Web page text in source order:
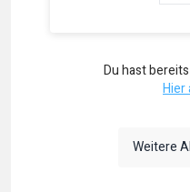
Du hast
Hier
Weitere